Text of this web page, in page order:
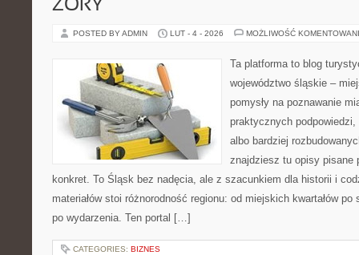
ŻORY
POSTED BY ADMIN LUT - 4 - 2026 MOŻLIWOŚĆ
Ta platforma to blog
województwo śląskie –
pomysły na poznawanie
praktycznych
albo bardziej
znajdziesz tu opisy pisane
konkret. To Śląsk bez nadęcia, ale z szacunkiem dla historii i
materiałów stoi różnorodność regionu: od miejskich kwartałów
po wydarzenia. Ten portal […]
CATEGORIES: BIZNES